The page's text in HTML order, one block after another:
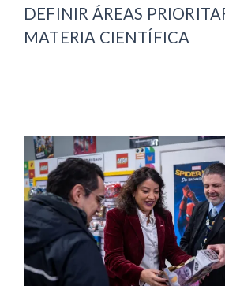
DEFINIR ÁREAS
MATERIA CIENTÍFICA